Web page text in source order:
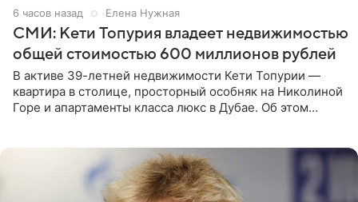
6 часов назад Елена Нужная
СМИ: Кети Топурия владеет недвижимостью
общей стоимостью 600 миллионов рублей
В активе 39-летней недвижимости Кети Топурии —
квартира в столице, просторный особняк на Николиной
Горе и апартаменты класса люкс в Дубае. Об этом